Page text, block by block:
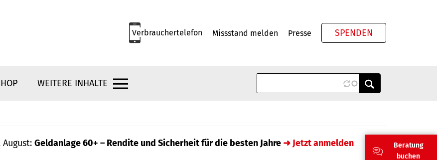
Verbrauchertelefon Missstand melden Presse SPENDEN
WEITERE INHALTE
Geldanlage 60+ – Rendite und Sicherheit für die besten Jahre ➜ Jetzt anmelden
Beratung
buchen